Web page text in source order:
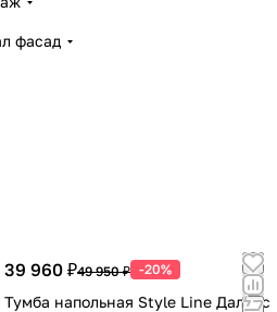
фасад
39 960 ₽49 950 ₽ -20%
Тумба напольная Style Line Даллас